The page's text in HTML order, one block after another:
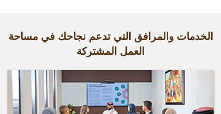
الخدمات والمرافق التي تدعم نجاحك في مساحة
العمل المشتركة